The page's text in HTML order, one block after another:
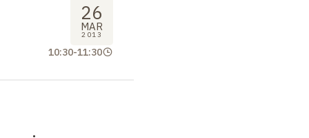
26
MAR
2013
10:30-11:30